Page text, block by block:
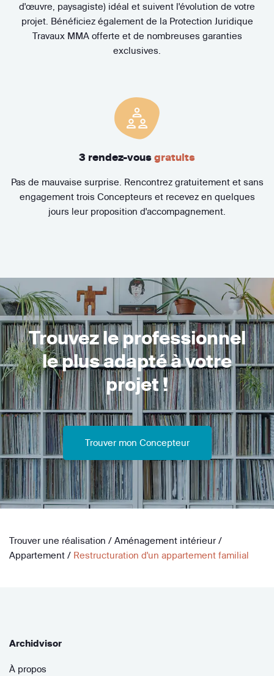
d'œuvre, paysagiste) idéal et suivent l'évolution de votre
projet. Bénéficiez également de la Protection Juridique
Travaux MMA offerte et de nombreuses garanties
exclusives.
3 rendez-vous gratuits
Pas de mauvaise surprise. Rencontrez gratuitement et sans
engagement trois Concepteurs et recevez en quelques
jours leur proposition d'accompagnement.
Trouvez le professionnel
le plus adapté à votre
projet !
Trouver mon Concepteur
Trouver une réalisation / Aménagement intérieur /
Appartement / Restructuration d'un appartement familial
Archidvisor
À propos